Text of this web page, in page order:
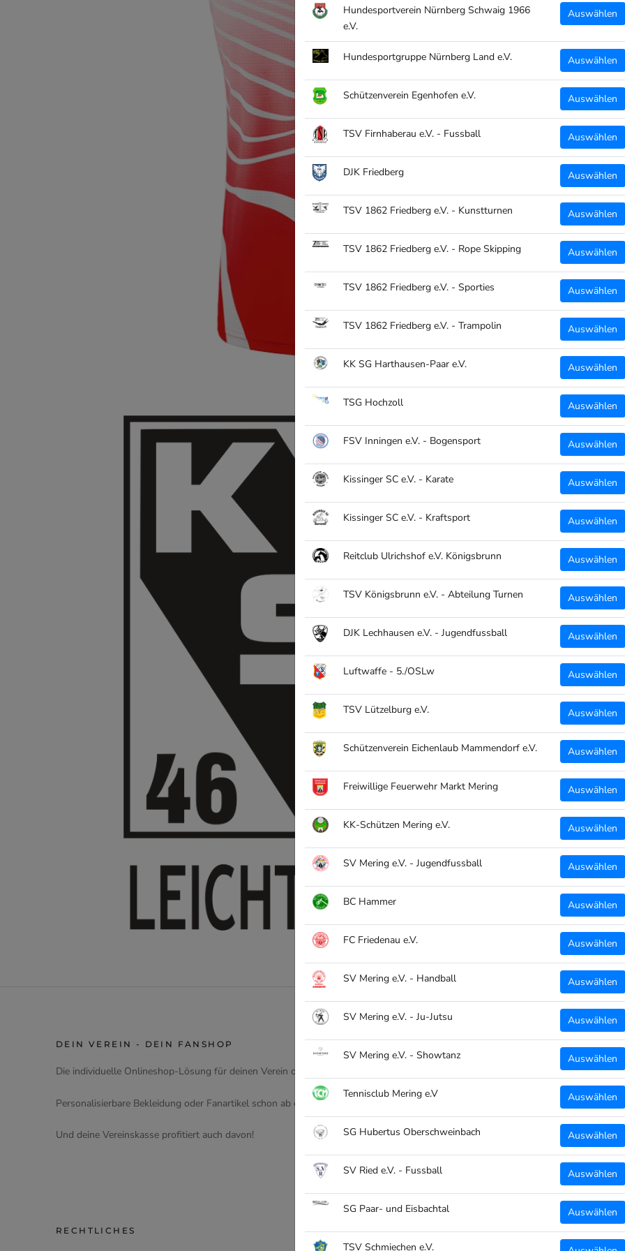
Hundesportverein Nürnberg Schwaig 1966
e.V.
Auswählen
Hundesportgruppe Nürnberg Land e.V. Auswählen
Schützenverein Egenhofen e.V. Auswählen
TSV Firnhaberau e.V. - Fussball Auswählen
DJK Friedberg Auswählen
TSV 1862 Friedberg e.V. - Kunstturnen Auswählen
TSV 1862 Friedberg e.V. - Rope Skipping Auswählen
TSV 1862 Friedberg e.V. - Sporties Auswählen
TSV 1862 Friedberg e.V. - Trampolin Auswählen
KK SG Harthausen-Paar e.V. Auswählen
TSG Hochzoll Auswählen
FSV Inningen e.V. - Bogensport Auswählen
Kissinger SC e.V. - Karate Auswählen
Kissinger SC e.V. - Kraftsport Auswählen
Reitclub Ulrichshof e.V. Königsbrunn Auswählen
TSV Königsbrunn e.V. - Abteilung Turnen Auswählen
DJK Lechhausen e.V. - Jugendfussball Auswählen
Luftwaffe - 5./OSLw Auswählen
TSV Lützelburg e.V. Auswählen
Schützenverein Eichenlaub Mammendorf e.V. Auswählen
Freiwillige Feuerwehr Markt Mering Auswählen
KK-Schützen Mering e.V. Auswählen
SV Mering e.V. - Jugendfussball Auswählen
BC Hammer Auswählen
FC Friedenau e.V. Auswählen
SV Mering e.V. - Handball Auswählen
SV Mering e.V. - Ju-Jutsu Auswählen
SV Mering e.V. - Showtanz Auswählen
Tennisclub Mering e.V Auswählen
SG Hubertus Oberschweinbach Auswählen
SV Ried e.V. - Fussball Auswählen
SG Paar- und Eisbachtal Auswählen
TSV Schmiechen e.V.
rot/
Menge:
ERIMA
im
Druck
Druck
auf
Details:
Art.
TEILEN
DEIN VEREIN - DEIN FANSHOP
Die individuelle Onlineshop-Lösung für deinen Verein oder deinen Ort!
Personalisierbare Bekleidung oder Fanartikel schon ab einem Artikel!
Und deine Vereinskasse profitiert auch davon!
Wir stellen eine massgeschneiderte
Teamsporthändler und Endkunden!
Abwicklung, Produktion, Veredelung
einer Hand, Made in Bayern!
Teamsportanbieter -> Interesse für
Vereine, meld dich einfach bei uns!
RECHTLICHES